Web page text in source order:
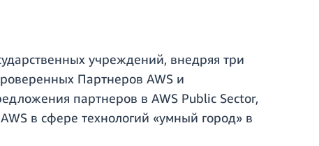
учреждений, внедряя три
Партнеров AWS и
партнеров в AWS Public Sector,
в сфере технологий «умный город» в